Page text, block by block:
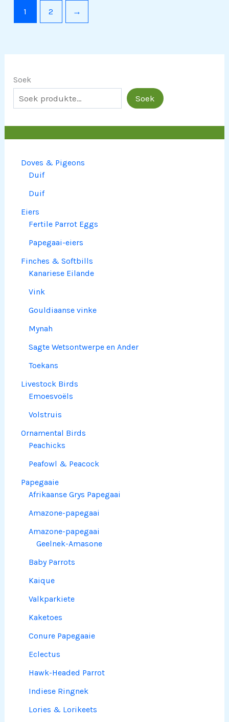
Soek
Soek
Doves & Pigeons
Duif
Duif
Eiers
Fertile Parrot Eggs
Papegaai-eiers
Finches & Softbills
Kanariese Eilande
Vink
Gouldiaanse vinke
Mynah
Sagte Wetsontwerpe en Ander
Toekans
Livestock Birds
Emoesvoëls
Volstruis
Ornamental Birds
Peachicks
Peafowl & Peacock
Papegaaie
Afrikaanse Grys Papegaai
Amazone-papegaai
Amazone-papegaai
Geelnek-Amasone
Baby Parrots
Kaique
Valkparkiete
Kaketoes
Conure Papegaaie
Eclectus
Hawk-Headed Parrot
Indiese Ringnek
Lories & Lorikeets
1 2 →